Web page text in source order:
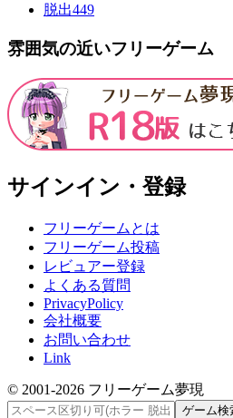
脱出449
雰囲気の近いフリーゲーム
サインイン・登録
フリーゲームとは
フリーゲーム投稿
レビュアー登録
よくある質問
PrivacyPolicy
会社概要
お問い合わせ
Link
© 2001-2026 フリーゲーム夢現